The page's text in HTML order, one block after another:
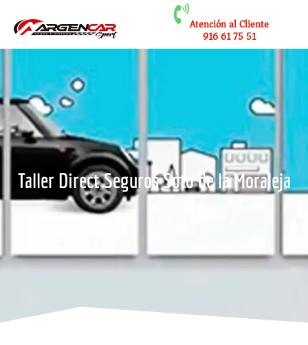
Atención al Cliente
916 61 75 51
Taller Direct Seguros Soto de la Moraleja